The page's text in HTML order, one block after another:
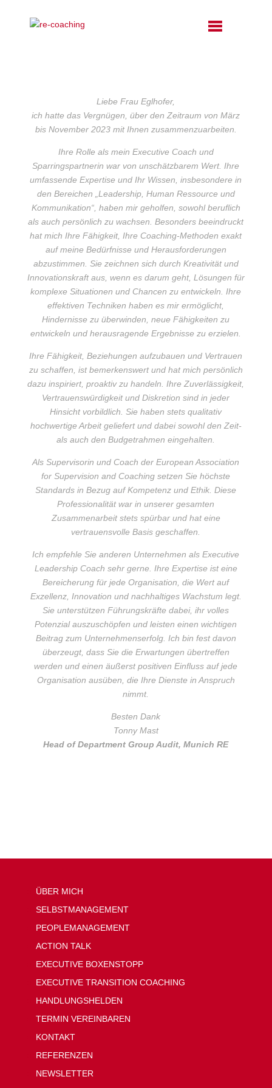
Liebe Frau Eglhofer,
ich hatte das Vergnügen, über den Zeitraum von März
bis November 2023 mit Ihnen zusammenzuarbeiten.
Ihre Rolle als mein Executive Coach und
Sparringspartnerin war von unschätzbarem Wert. Ihre
umfassende Expertise und Ihr Wissen, insbesondere in
den Bereichen „Leadership, Human Ressource und
Kommunikation“, haben mir geholfen, sowohl beruflich
als auch persönlich zu wachsen. Besonders beeindruckt
hat mich Ihre Fähigkeit, Ihre Coaching-Methoden exakt
auf meine Bedürfnisse und Herausforderungen
abzustimmen. Sie zeichnen sich durch Kreativität und
Innovationskraft aus, wenn es darum geht, Lösungen für
komplexe Situationen und Chancen zu entwickeln. Ihre
effektiven Techniken haben es mir ermöglicht,
Hindernisse zu überwinden, neue Fähigkeiten zu
entwickeln und herausragende Ergebnisse zu erzielen.
Ihre Fähigkeit, Beziehungen aufzubauen und Vertrauen
zu schaffen, ist bemerkenswert und hat mich persönlich
dazu inspiriert, proaktiv zu handeln. Ihre Zuverlässigkeit,
Vertrauenswürdigkeit und Diskretion sind in jeder
Hinsicht vorbildlich. Sie haben stets qualitativ
hochwertige Arbeit geliefert und dabei sowohl den Zeit-
als auch den Budgetrahmen eingehalten.
Als Supervisorin und Coach der European Association
for Supervision and Coaching setzen Sie höchste
Standards in Bezug auf Kompetenz und Ethik. Diese
Professionalität war in unserer gesamten
Zusammenarbeit stets spürbar und hat eine
vertrauensvolle Basis geschaffen.
Ich empfehle Sie anderen Unternehmen als Executive
Leadership Coach sehr gerne. Ihre Expertise ist eine
Bereicherung für jede Organisation, die Wert auf
Exzellenz, Innovation und nachhaltiges Wachstum legt.
Sie unterstützen Führungskräfte dabei, ihr volles
Potenzial auszuschöpfen und leisten einen wichtigen
Beitrag zum Unternehmenserfolg. Ich bin fest davon
überzeugt, dass Sie die Erwartungen übertreffen
werden und einen äußerst positiven Einfluss auf jede
Organisation ausüben, die Ihre Dienste in Anspruch
nimmt.
Besten Dank
Tonny Mast
Head of Department Group Audit, Munich RE
ÜBER MICH
SELBSTMANAGEMENT
PEOPLEMANAGEMENT
ACTION TALK
EXECUTIVE BOXENSTOPP
EXECUTIVE TRANSITION COACHING
HANDLUNGSHELDEN
TERMIN VEREINBAREN
KONTAKT
REFERENZEN
NEWSLETTER